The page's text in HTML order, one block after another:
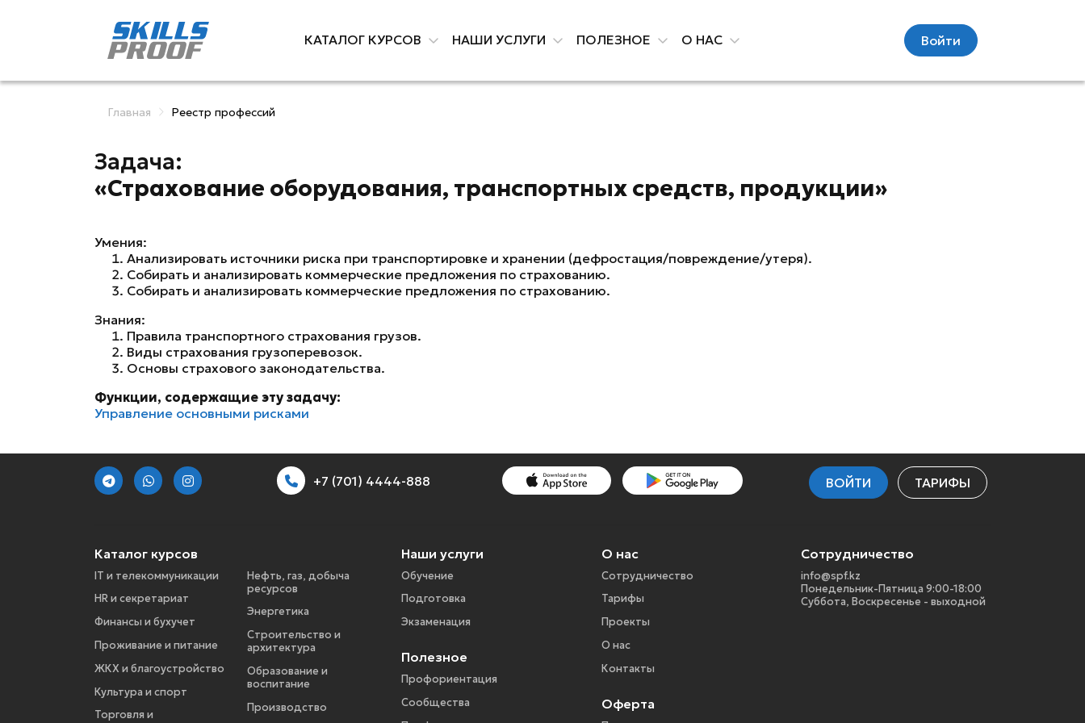
КАТАЛОГ КУРСОВ НАШИ УСЛУГИ ПОЛЕЗНОЕ О НАС Войти
Главная Реестр профессий
Задача:
«Страхование оборудования, транспортных средств, продукции»
Умения:
Анализировать источники риска при транспортировке и хранении (дефростация/повреждение/утеря).
Собирать и анализировать коммерческие предложения по страхованию.
Собирать и анализировать коммерческие предложения по страхованию.
Знания:
Правила транспортного страхования грузов.
Виды страхования грузоперевозок.
Основы страхового законодательства.
Функции, содержащие эту задачу:
Управление основными рисками
+7 (701) 4444-888 ВОЙТИ ТАРИФЫ
Каталог курсов
IT и телекоммуникации
HR и секретариат
Финансы и бухучет
Проживание и питание
ЖКХ и благоустройство
Культура и спорт
Торговля и
Нефть, газ, добыча
ресурсов
Энергетика
Строительство и
архитектура
Образование и
воспитание
Производство
Наши услуги
Обучение
Подготовка
Экзаменация
Полезное
Профориентация
Сообщества
О нас
Сотрудничество
Тарифы
Проекты
О нас
Контакты
Оферта
Сотрудничество
info@spf.kz
Понедельник-Пятница 9:00-18:00
Суббота, Воскресенье - выходной